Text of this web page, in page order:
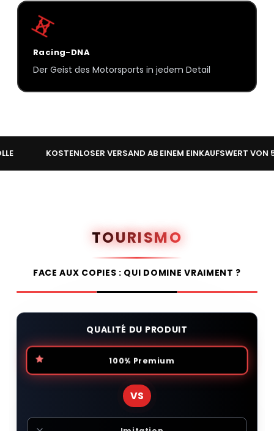
Racing-DNA
Der Geist des Motorsports in jedem Detail
KOSTENLOSER VERSAND AB EINEM EINKAUFSWERT VON 50 €
TOURISMO
FACE AUX COPIES : QUI DOMINE VRAIMENT ?
QUALITÉ DU PRODUIT
100% Premium
VS